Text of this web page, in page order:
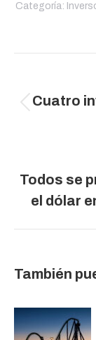
Categoría:
Cuatro
Todos se
el dólar
También